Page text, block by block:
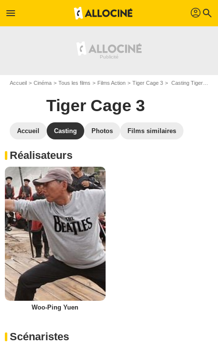
menu profil search
Accueil Cinéma Tous les films Films Action Tiger Cage 3 Casting Tiger Cage 3
Tiger Cage 3
Accueil Casting Photos Films similaires
Réalisateurs
Woo-Ping Yuen
Scénaristes